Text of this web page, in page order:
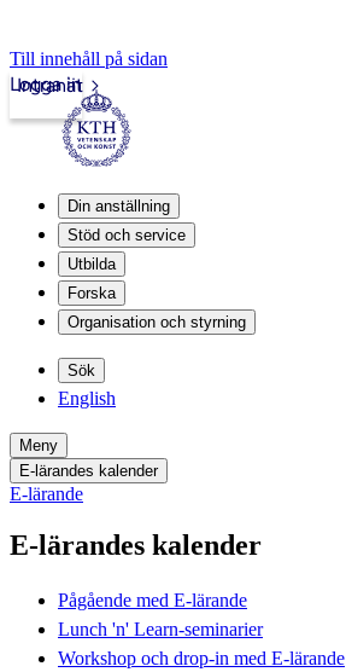
Till innehåll på sidan
Intranät
Logga in
Din anställning
Stöd och service
Utbilda
Forska
Organisation och styrning
Sök
English
Meny
E-lärandes kalender
E-lärande
E-lärandes kalender
Pågående med E-lärande
Lunch 'n' Learn-seminarier
Workshop och drop-in med E-lärande